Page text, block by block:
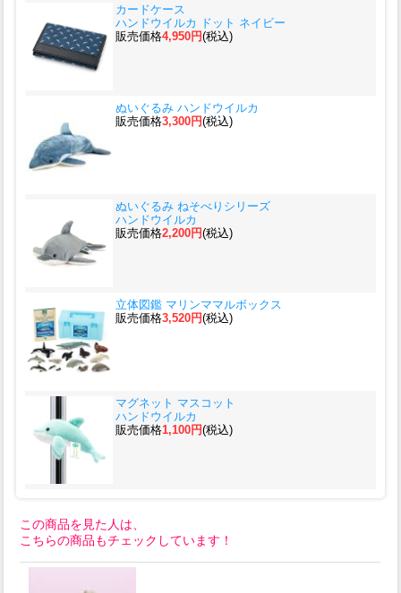
カードケース
ハンドウイルカ ドット ネイビー
販売価格4,950円(税込)
ぬいぐるみ ハンドウイルカ
販売価格3,300円(税込)
ぬいぐるみ ねそべりシリーズ
ハンドウイルカ
販売価格2,200円(税込)
立体図鑑 マリンママルボックス
販売価格3,520円(税込)
マグネット マスコット
ハンドウイルカ
販売価格1,100円(税込)
この商品を見た人は、
こちらの商品もチェックしています！